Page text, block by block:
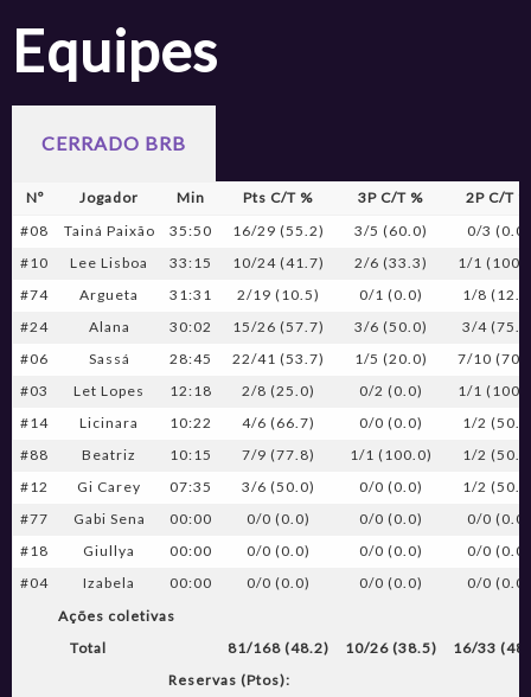
Equipes
CERRADO BRB
Nº Jogador Min Pts C/T % 3P C/T %
2P C/T %
#08
Tainá Paixão 35:50 16/29 (55.2) 3/5 (60.0)
0/3 (0.0)
#10
Lee Lisboa 33:15 10/24 (41.7) 2/6 (33.3)
1/1
#74
Argueta 31:31 2/19 (10.5) 0/1 (0.0)
1/8
#24
Alana 30:02 15/26 (57.7) 3/6 (50.0)
3/4
#06
Sassá 28:45 22/41 (53.7) 1/5 (20.0)
7/10
#03
Let Lopes 12:18 2/8 (25.0) 0/2 (0.0)
1/1
#14
Licinara 10:22 4/6 (66.7) 0/0 (0.0)
1/2
#88
Beatriz 10:15 7/9 (77.8) 1/1 (100.0)
1/2
#12
Gi Carey 07:35 3/6 (50.0) 0/0 (0.0)
1/2
#77
Gabi Sena 00:00 0/0 (0.0) 0/0 (0.0)
0/0 (0.0)
#18
Giullya 00:00 0/0 (0.0) 0/0 (0.0)
0/0 (0.0)
#04
Izabela 00:00 0/0 (0.0) 0/0 (0.0)
0/0 (0.0)
Ações coletivas
Total
81/168 (48.2) 10/26 (38.5)
16/33
Reservas (Ptos):